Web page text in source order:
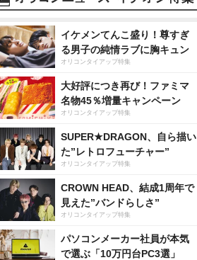
イケメンてんこ盛り！尊すぎ
る男子の純情ラブに胸キュン
オリコンタイアップ特集
大好評につき再び！ファミマ
名物45％増量キャンペーン
オリコンタイアップ特集
SUPER★DRAGON、自ら描い
た”レトロフューチャー”
オリコンタイアップ特集
CROWN HEAD、結成1周年で
見えた”バンドらしさ”
オリコンタイアップ特集
パソコンメーカー社員が本気
で選ぶ「10万円台PC3選」